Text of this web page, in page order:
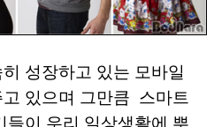
성장하고 있는 모바일
있으며 그만큼 스마트
들이 우리 일상생활에 뿌